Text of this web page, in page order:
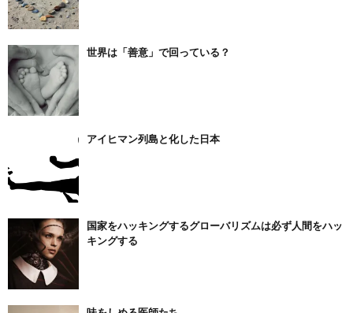
世界は「善意」で回っている？
アイヒマン列島と化した日本
国家をハッキングするグローバリズムは必ず人間をハッ
キングする